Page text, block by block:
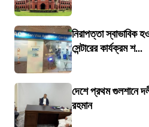
নিরাপত্তা স্বাভাবিক
সেন্টারের কার্যক্রম শ...
দেশে প্রথম গুলশানে
রহমান